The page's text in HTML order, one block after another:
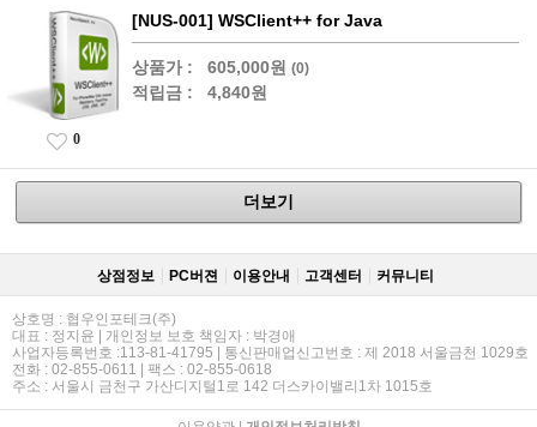
[NUS-001] WSClient++ for Java
상품가 : 605,000원 (0)
적립금 : 4,840원
0
더보기
상점정보 PC버젼 이용안내 고객센터 커뮤니티
상호명 : 협우인포테크(주)
대표 : 정지윤 | 개인정보 보호 책임자 : 박경애
사업자등록번호 :113-81-41795 | 통신판매업신고번호 : 제 2018 서울금천 1029호
전화 : 02-855-0611 | 팩스 : 02-855-0618
주소 : 서울시 금천구 가산디지털1로 142 더스카이밸리1차 1015호